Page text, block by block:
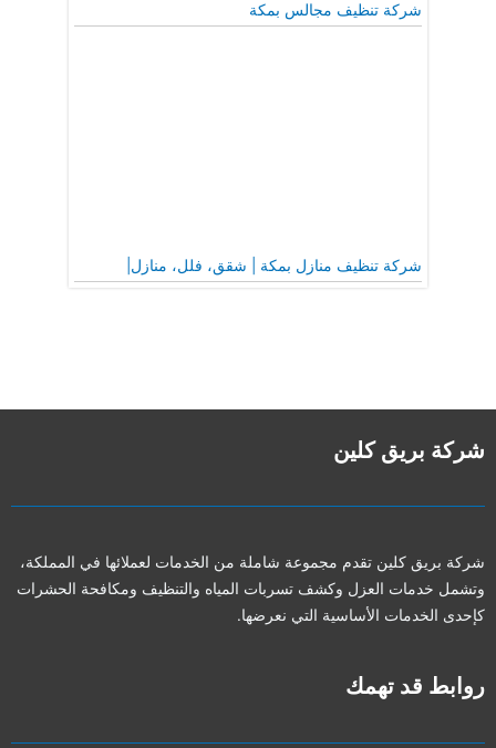
شركة تنظيف مجالس بمكة
شركة تنظيف منازل بمكة | شقق، فلل، منازل|
شركة بريق كلين
شركة بريق كلين تقدم مجموعة شاملة من الخدمات لعملائها في المملكة،
وتشمل خدمات العزل وكشف تسربات المياه والتنظيف ومكافحة الحشرات
كإحدى الخدمات الأساسية التي نعرضها.
روابط قد تهمك